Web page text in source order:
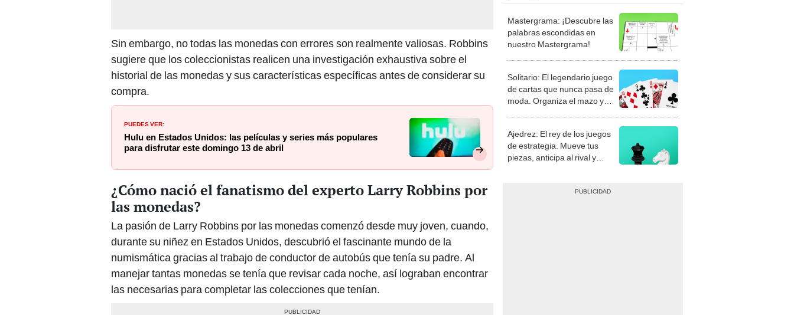
Sin embargo, no todas las monedas con errores son realmente valiosas. Robbins
sugiere que los coleccionistas realicen una investigación exhaustiva sobre el
historial de las monedas y sus características específicas antes de considerar su
compra.
PUEDES VER:
Hulu en Estados Unidos: las películas y series más populares
para disfrutar este domingo 13 de abril
¿Cómo nació el fanatismo del experto Larry Robbins por
las monedas?
La pasión de Larry Robbins por las monedas comenzó desde muy joven, cuando,
durante su niñez en Estados Unidos, descubrió el fascinante mundo de la
numismática gracias al trabajo de conductor de autobús que tenía su padre. Al
manejar tantas monedas se tenía que revisar cada noche, así lograban encontrar
las necesarias para completar las colecciones que tenían.
Mastergrama: ¡Descubre las
palabras escondidas en
nuestro Mastergrama!
Solitario: El legendario juego
de cartas que nunca pasa de
moda. Organiza el mazo y
Ajedrez: El rey de los juegos
de estrategia. Mueve tus
piezas, anticipa al rival y